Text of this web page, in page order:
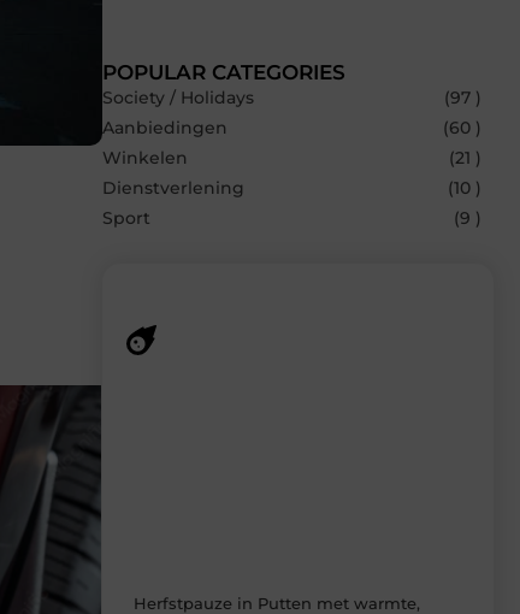
POPULAR CATEGORIES
Society / Holidays
(97 )
Aanbiedingen
(60 )
Winkelen
(21 )
Dienstverlening
(10 )
Sport
(9 )
Herfstpauze in Putten met warmte,